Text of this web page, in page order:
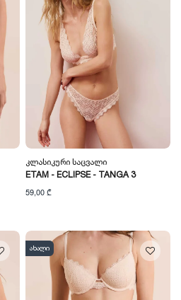
Კლასიკური Საცვალი
ETAM - ECLIPSE - TANGA 3
59,00 ₾
ახალი